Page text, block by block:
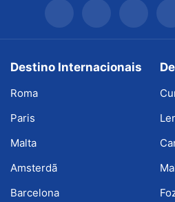
Destino Internacionais
Roma
Paris
Malta
Amsterdã
Barcelona